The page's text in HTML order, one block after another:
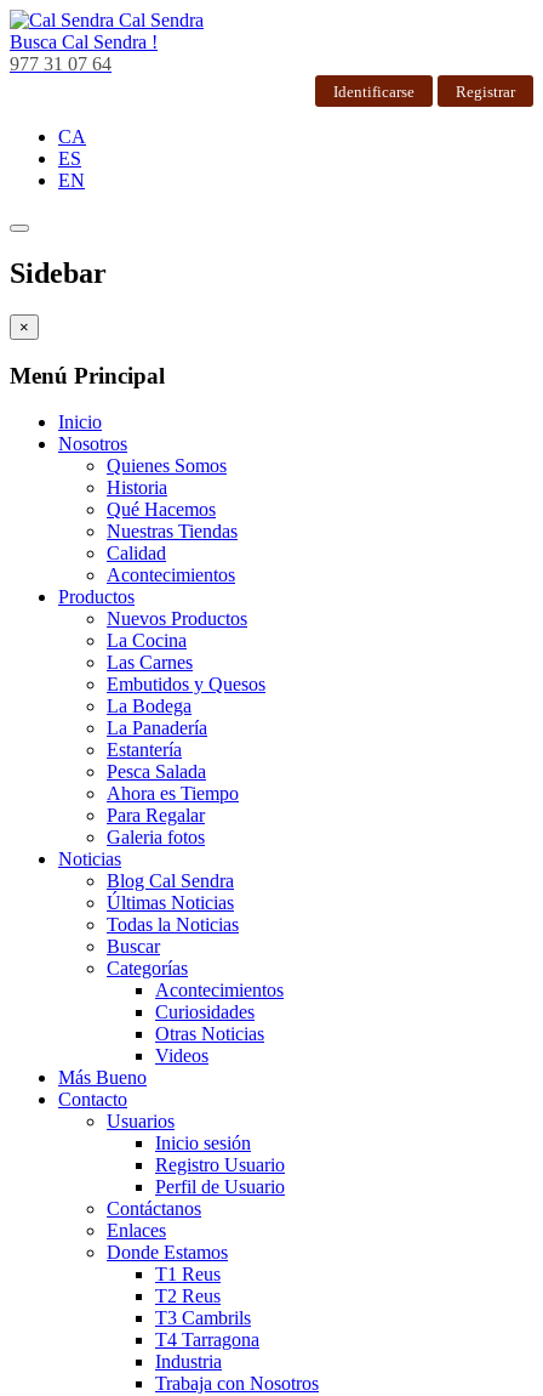
Cal Sendra
Busca Cal Sendra !
977 31 07 64
Identificarse Registrar
CA
ES
EN
Sidebar
×
Menú Principal
Inicio
Nosotros
Quienes Somos
Historia
Qué Hacemos
Nuestras Tiendas
Calidad
Acontecimientos
Productos
Nuevos Productos
La Cocina
Las Carnes
Embutidos y Quesos
La Bodega
La Panadería
Estantería
Pesca Salada
Ahora es Tiempo
Para Regalar
Galeria fotos
Noticias
Blog Cal Sendra
Últimas Noticias
Todas la Noticias
Buscar
Categorías
Acontecimientos
Curiosidades
Otras Noticias
Videos
Más Bueno
Contacto
Usuarios
Inicio sesión
Registro Usuario
Perfil de Usuario
Contáctanos
Enlaces
Donde Estamos
T1 Reus
T2 Reus
T3 Cambrils
T4 Tarragona
Industria
Trabaja con Nosotros